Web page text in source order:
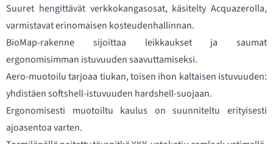
Suuret hengittävät verkkokangasosat, käsitelty Acquazerolla,
varmistavat erinomaisen kosteudenhallinnan.
BioMap-rakenne sijoittaa leikkaukset ja saumat
ergonomisimman istuvuuden saavuttamiseksi.
Aero-muotoilu tarjoaa tiukan, toisen ihon kaltaisen istuvuuden:
yhdistäen softshell-istuvuuden hardshell-suojaan.
Ergonomisesti muotoiltu kaulus on suunniteltu erityisesti
ajoasentoa varten.